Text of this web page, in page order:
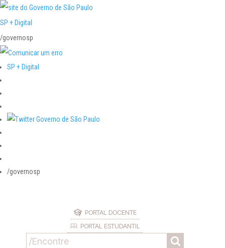
SP + Digital
/governosp
SP + Digital
/governosp
PORTAL DOCENTE
PORTAL ESTUDANTIL